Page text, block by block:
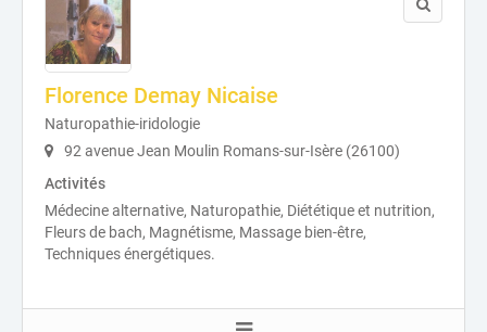
Florence Demay Nicaise
Naturopathie-iridologie
92 avenue Jean Moulin Romans-sur-Isère (26100)
Activités
Médecine alternative, Naturopathie, Diététique et nutrition,
Fleurs de bach, Magnétisme, Massage bien-être,
Techniques énergétiques.